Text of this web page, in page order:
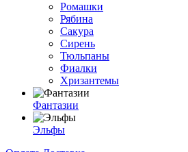
Ромашки
Рябина
Сакура
Сирень
Тюльпаны
Фиалки
Хризантемы
Фантазии
Эльфы